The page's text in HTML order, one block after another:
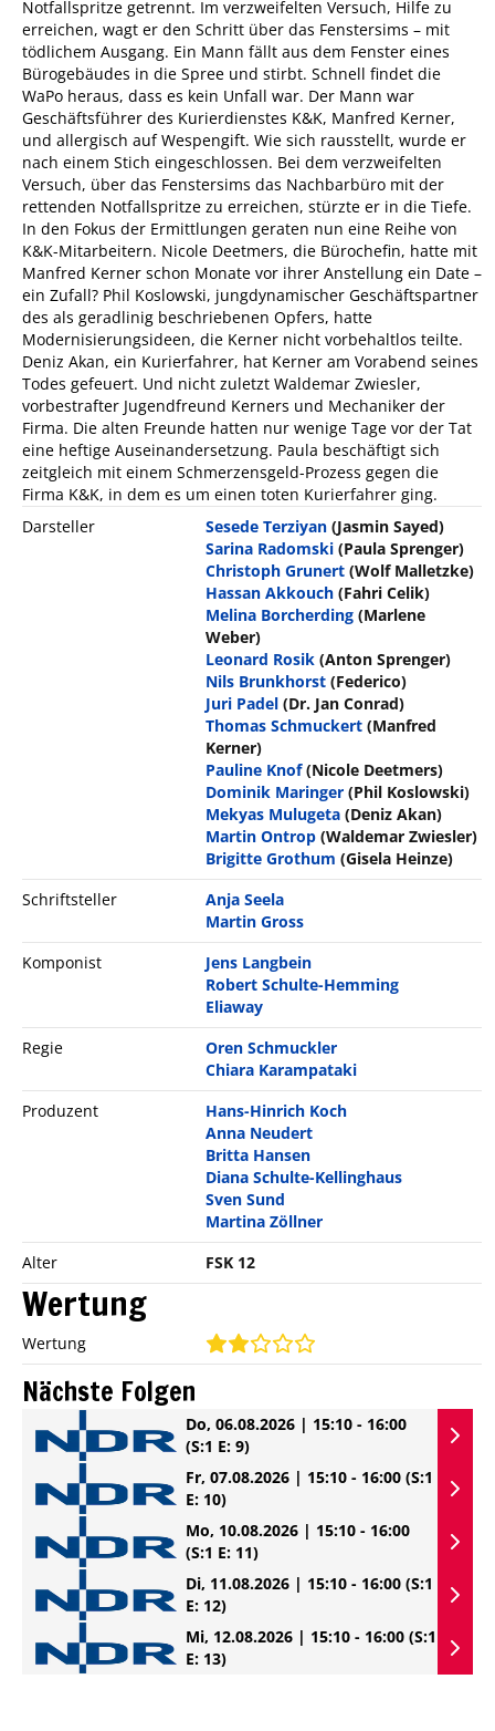
Notfallspritze getrennt. Im verzweifelten Versuch, Hilfe zu
erreichen, wagt er den Schritt über das Fenstersims – mit
tödlichem Ausgang. Ein Mann fällt aus dem Fenster eines
Bürogebäudes in die Spree und stirbt. Schnell findet die
WaPo heraus, dass es kein Unfall war. Der Mann war
Geschäftsführer des Kurierdienstes K&K, Manfred Kerner,
und allergisch auf Wespengift. Wie sich rausstellt, wurde er
nach einem Stich eingeschlossen. Bei dem verzweifelten
Versuch, über das Fenstersims das Nachbarbüro mit der
rettenden Notfallspritze zu erreichen, stürzte er in die Tiefe.
In den Fokus der Ermittlungen geraten nun eine Reihe von
K&K-Mitarbeitern. Nicole Deetmers, die Bürochefin, hatte mit
Manfred Kerner schon Monate vor ihrer Anstellung ein Date –
ein Zufall? Phil Koslowski, jungdynamischer Geschäftspartner
des als geradlinig beschriebenen Opfers, hatte
Modernisierungsideen, die Kerner nicht vorbehaltlos teilte.
Deniz Akan, ein Kurierfahrer, hat Kerner am Vorabend seines
Todes gefeuert. Und nicht zuletzt Waldemar Zwiesler,
vorbestrafter Jugendfreund Kerners und Mechaniker der
Firma. Die alten Freunde hatten nur wenige Tage vor der Tat
eine heftige Auseinandersetzung. Paula beschäftigt sich
zeitgleich mit einem Schmerzensgeld-Prozess gegen die
Firma K&K, in dem es um einen toten Kurierfahrer ging.
Darsteller
Sesede Terziyan (Jasmin Sayed)
Sarina Radomski (Paula Sprenger)
Christoph Grunert (Wolf Malletzke)
Hassan Akkouch (Fahri Celik)
Melina Borcherding (Marlene
Weber)
Leonard Rosik (Anton Sprenger)
Nils Brunkhorst (Federico)
Juri Padel (Dr. Jan Conrad)
Thomas Schmuckert (Manfred
Kerner)
Pauline Knof (Nicole Deetmers)
Dominik Maringer (Phil Koslowski)
Mekyas Mulugeta (Deniz Akan)
Martin Ontrop (Waldemar Zwiesler)
Brigitte Grothum (Gisela Heinze)
Schriftsteller
Anja Seela
Martin Gross
Komponist
Jens Langbein
Robert Schulte-Hemming
Eliaway
Regie
Oren Schmuckler
Chiara Karampataki
Produzent
Hans-Hinrich Koch
Anna Neudert
Britta Hansen
Diana Schulte-Kellinghaus
Sven Sund
Martina Zöllner
Alter
FSK 12
Wertung
Wertung
Nächste Folgen
Do, 06.08.2026 | 15:10 - 16:00
(S:1 E: 9)
Fr, 07.08.2026 | 15:10 - 16:00 (S:1
E: 10)
Mo, 10.08.2026 | 15:10 - 16:00
(S:1 E: 11)
Di, 11.08.2026 | 15:10 - 16:00 (S:1
E: 12)
Mi, 12.08.2026 | 15:10 - 16:00 (S:1
E: 13)